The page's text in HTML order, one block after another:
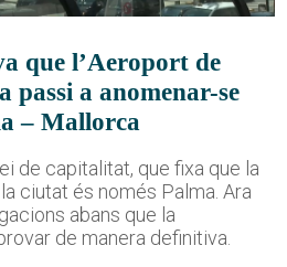
que l’Aeroport de
passi a anomenar-se
– Mallorca
de capitalitat, que fixa que la
ciutat és només Palma. Ara
abans que la
de manera definitiva.